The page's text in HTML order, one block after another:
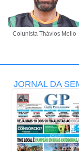
Colunista Thávios Mello
JORNAL DA